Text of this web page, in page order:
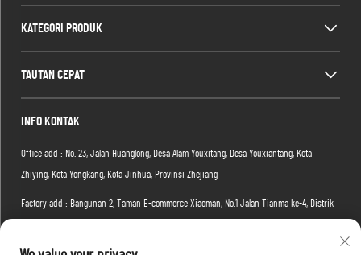
KATEGORI PRODUK
TAUTAN CEPAT
INFO KONTAK
Office add : No. 23, Jalan Huanglong, Desa Alam Youxitang, Desa Youxiantang, Kota
Zhiying, Kota Yongkang, Kota Jinhua, Provinsi Zhejiang
Factory add : Bangunan 2, Taman E-commerce Xiaoman, No.1 Jalan Tianma ke-4, Distrik